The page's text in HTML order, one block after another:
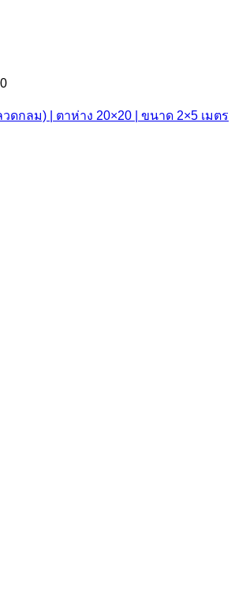
วดกลม) | ตาห่าง 20×20 | ขนาด 2×5 เมตร